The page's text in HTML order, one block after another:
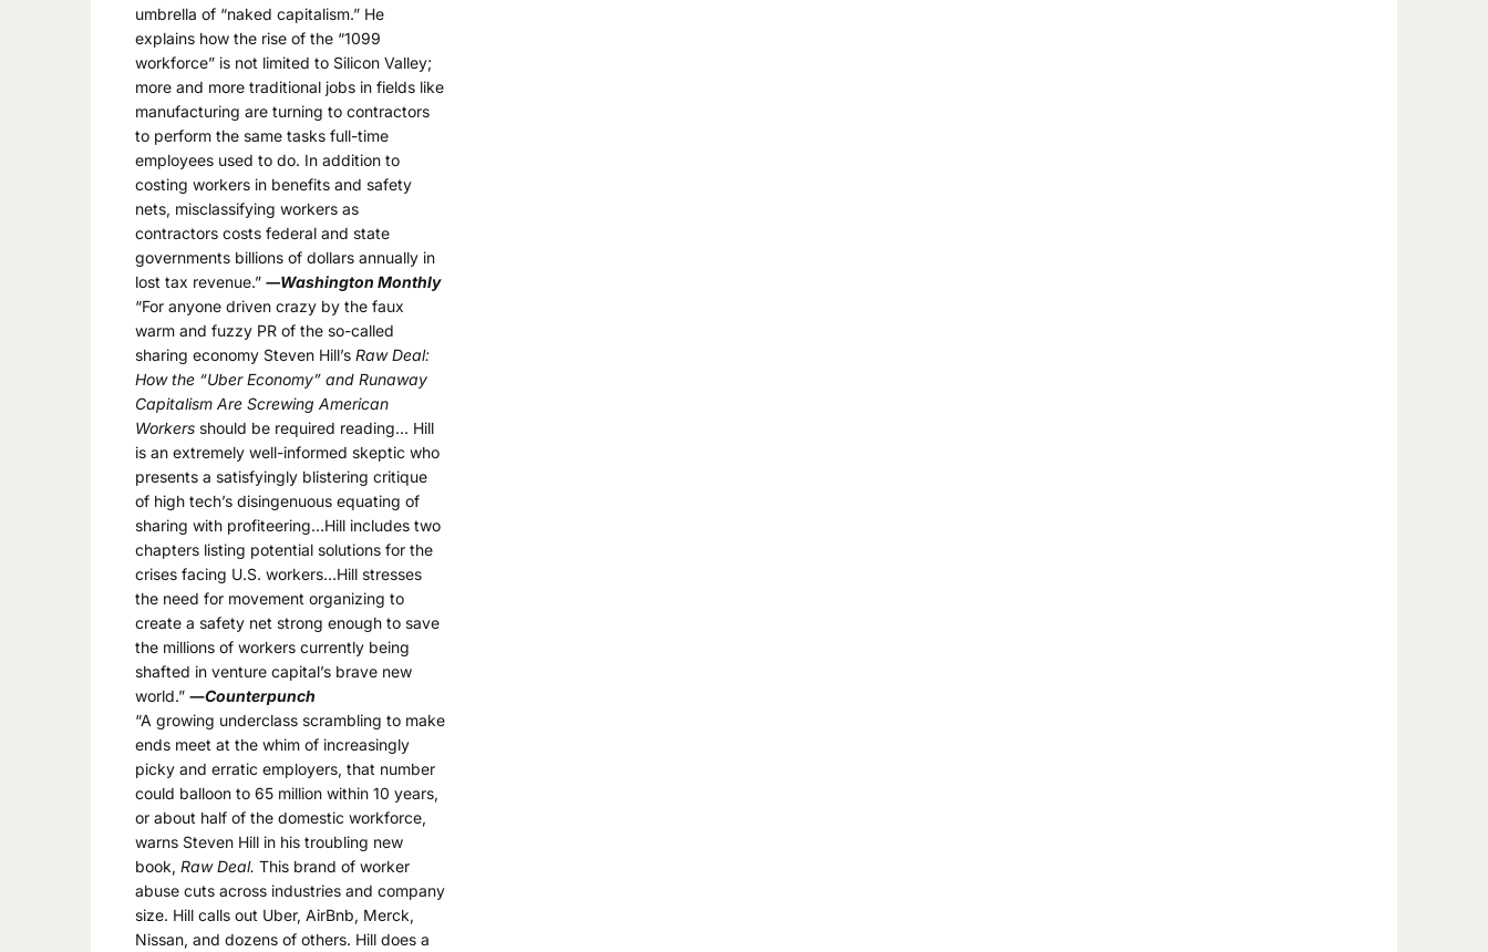
umbrella of “naked capitalism.” He
explains how the rise of the “1099
workforce” is not limited to Silicon Valley;
more and more traditional jobs in fields like
manufacturing are turning to contractors
to perform the same tasks full-time
employees used to do. In addition to
costing workers in benefits and safety
nets, misclassifying workers as
contractors costs federal and state
governments billions of dollars annually in
lost tax revenue.” ―Washington Monthly
“For anyone driven crazy by the faux
warm and fuzzy PR of the so-called
sharing economy Steven Hill’s Raw Deal:
How the “Uber Economy” and Runaway
Capitalism Are Screwing American
Workers should be required reading… Hill
is an extremely well-informed skeptic who
presents a satisfyingly blistering critique
of high tech’s disingenuous equating of
sharing with profiteering…Hill includes two
chapters listing potential solutions for the
crises facing U.S. workers…Hill stresses
the need for movement organizing to
create a safety net strong enough to save
the millions of workers currently being
shafted in venture capital’s brave new
world.” ―Counterpunch
“A growing underclass scrambling to make
ends meet at the whim of increasingly
picky and erratic employers, that number
could balloon to 65 million within 10 years,
or about half of the domestic workforce,
warns Steven Hill in his troubling new
book, Raw Deal. This brand of worker
abuse cuts across industries and company
size. Hill calls out Uber, AirBnb, Merck,
Nissan, and dozens of others. Hill does a